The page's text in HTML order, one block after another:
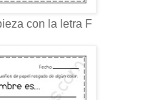
con la letra F